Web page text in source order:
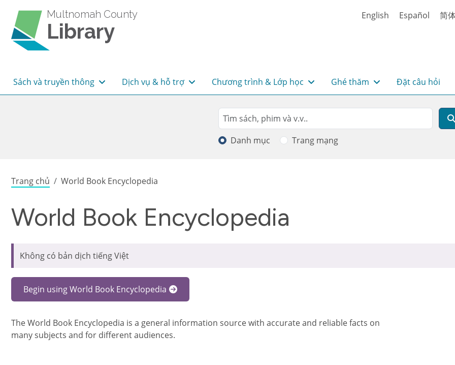
Multnomah County
Library
English Español 简
Main navigation
Sách và truyền thông Dịch vụ & hỗ trợ Chương trình & Lớp học Ghé thăm Đặt câu hỏi
Search
Tìm kiếm
Danh mục Trang mạng
Breadcrumb
Trang chủ World Book Encyclopedia
World Book Encyclopedia
Không có bản dịch tiếng Việt
Begin using World Book Encyclopedia
The World Book Encyclopedia is a general information source with accurate and reliable facts on
many subjects and for different audiences.